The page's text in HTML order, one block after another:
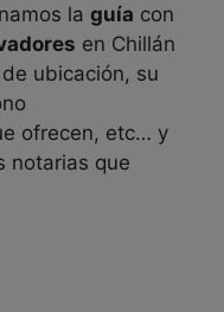
la guía con
en Chillán
ubicación, su
ofrecen, etc… y
notarias que